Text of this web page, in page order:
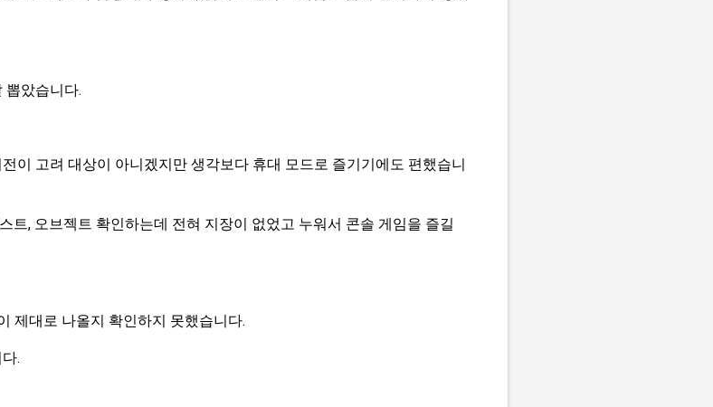
뽑았습니다.
이 고려 대상이 아니겠지만 생각보다 휴대 모드로 즐기기에도 편했습니
트, 오브젝트 확인하는데 전혀 지장이 없었고 누워서 콘솔 게임을 즐길
제대로 나올지 확인하지 못했습니다.
.